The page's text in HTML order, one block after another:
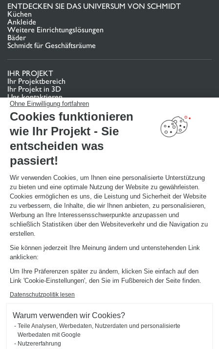
Ohne Einwilligung fortfahren
Cookies funktionieren
wie Ihr Projekt - Sie
entscheiden was
passiert!
Wir verwenden Cookies, um Ihnen eine personalisierte Unterstützung
zu bieten und eine optimale Nutzung der Website zu gewährleisten.
Cookies ermöglichen es uns, die Leistung und Sicherheit der Website
zu verbessern, die Inhalte, die wir Ihnen anbieten, zu personalisieren,
Werbung an Ihre Interessensschwerpunkte anzupassen und
schließlich Statistiken über den Websiteverkehr und die Navigation zu
erstellen.
Sie können jederzeit Ihre Meinung ändern und untenstehenden Link
anklicken:
Um Ihre Präferenzen später zu ändern, klicken Sie einfach auf den
Link 'Cookie-Einstellungen', den Sie im Fußbereich der Seite finden.
Datenschutzpolitik lesen
Warum verwenden wir Cookies?
Teile Analysen, Werbedaten, Nutzerdaten und personalisierte
Werbedaten mit Google
Nutzererfahrung
ENTDECKEN SIE DAS UNIVERSUM VON SCHMIDT
Küchen
Ankleide
Weitere Einrichtungslösungen
Bäder
Schmidt für Geschäftsräume
IHR PROJEKT
Ihr Projektbereich
Ihr Projekt in 3D
Uns kontaktieren
Finden Sie Ihr Studio
TERMIN VEREINBAREN
NÜTZLICHE LINKS
Aktionswochen
Montageanleitung und Pflegeleitfaden
Katalog herunterladen
ÜBER
News aus dem Unternehmen
Karriere - Wir stellen ein
Ein Studio eröffnen
Unsere Studios in Deutschland
2026 © SCHMIDT Groupe
Impressum
Cookie-Verwaltung
Datenschutzerklärung
#okschmidt